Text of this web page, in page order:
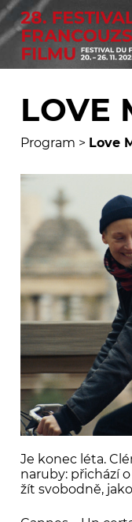
LOVE
Program > Love
Je konec léta.
naruby: přichází
žít svobodně,